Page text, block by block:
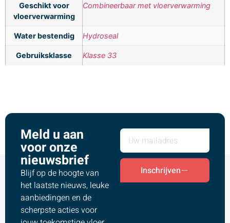
Geschikt voor
vloerverwarming
Combineerbaar met vloerverwarming
Water bestendig Hydroseal
Gebruiksklasse Klasse 33
Meld u aan
voor onze
nieuwsbrief
Blijf op de hoogte van
het laatste nieuws, leuke
aanbiedingen en de
scherpste acties voor
Inschrijven